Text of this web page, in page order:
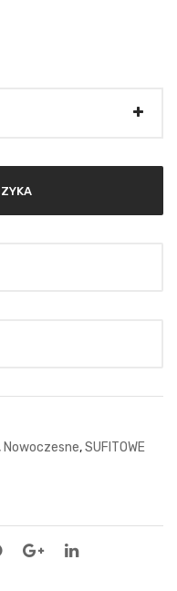
Nowoczesne,SUFITOWE